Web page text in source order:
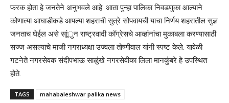
फरक होता हे जनतेने अनुभवले आहे. आता पुन्हा पालिका निवडणुका आल्याने
कोणात्या आघाडीकडे आपल्या शहराची सुत्रे सोपवायची याचा निर्णय शहरातील सुज्ञ
जनताच घेईल असे साूंुन राष्ट्रवादी कॉग्रेसचे आव्हांनांचा मुकाबला करण्यासाठी
सज्ज असल्याचे माजी नगराध्यक्षा उज्वला तोष्णीवाल यांनी स्पष्ट केले. यावेळी
गटनेते नगरसेवक संदीपभाऊ साळुंखे नगरसेवीका लिला मानकुंबरे हे उपस्थित
होते.
TAGS mahabaleshwar palika news